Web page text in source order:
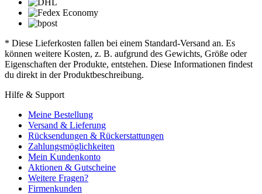
* Diese Lieferkosten fallen bei einem Standard-Versand an. Es
können weitere Kosten, z. B. aufgrund des Gewichts, Größe oder
Eigenschaften der Produkte, entstehen. Diese Informationen findest
du direkt in der Produktbeschreibung.
Hilfe & Support
Meine Bestellung
Versand & Lieferung
Rücksendungen & Rückerstattungen
Zahlungsmöglichkeiten
Mein Kundenkonto
Aktionen & Gutscheine
Weitere Fragen?
Firmenkunden